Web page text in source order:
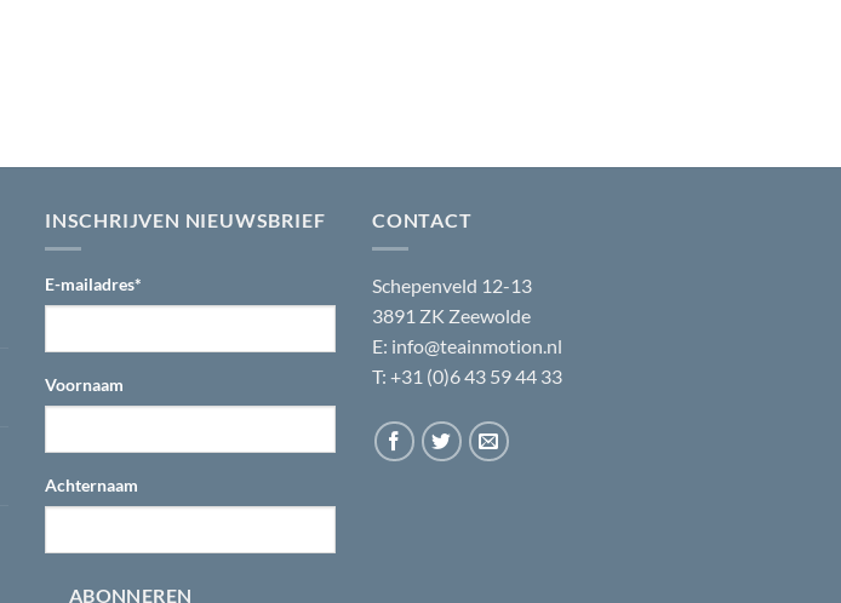
INSCHRIJVEN NIEUWSBRIEF
E-mailadres*
Voornaam
Achternaam
ABONNEREN
CONTACT
Schepenveld 12-13
3891 ZK Zeewolde
E: info@teainmotion.nl
T: +31 (0)6 43 59 44 33